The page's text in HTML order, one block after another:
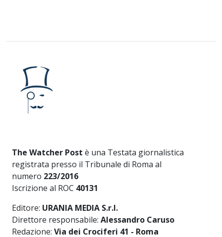
The Watcher Post è una Testata giornalistica
registrata presso il Tribunale di Roma al
numero 223/2016
Iscrizione al ROC 40131
Editore: URANIA MEDIA S.r.l.
Direttore responsabile: Alessandro Caruso
Redazione: Via dei Crociferi 41 - Roma